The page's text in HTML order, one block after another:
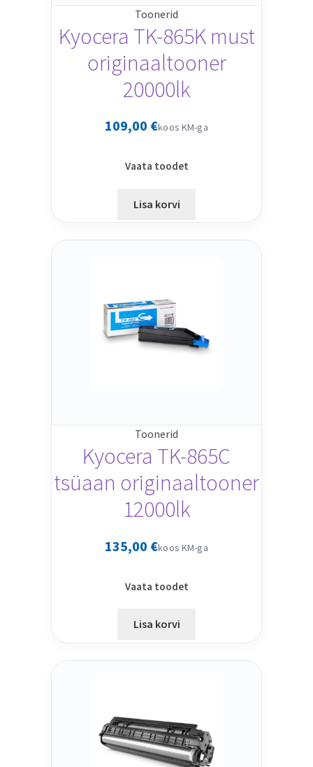
Toonerid
Kyocera TK-865K must
originaaltooner
20000lk
109,00 €koos KM-ga
Vaata toodet
Lisa korvi
Toonerid
Kyocera TK-865C
tsüaan originaaltooner
12000lk
135,00 €koos KM-ga
Vaata toodet
Lisa korvi